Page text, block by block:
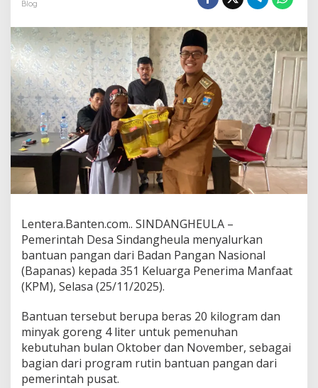
untuk
Bulan
Oktober–
November
Blog
Lentera.Banten.com.. SINDANGHEULA –
Pemerintah Desa Sindangheula menyalurkan
bantuan pangan dari Badan Pangan Nasional
(Bapanas) kepada 351 Keluarga Penerima Manfaat
(KPM), Selasa (25/11/2025).
Bantuan tersebut berupa beras 20 kilogram dan
minyak goreng 4 liter untuk pemenuhan
kebutuhan bulan Oktober dan November, sebagai
bagian dari program rutin bantuan pangan dari
pemerintah pusat.